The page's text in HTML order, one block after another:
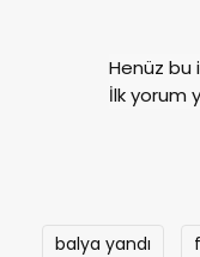
Henüz bu
İlk yorum
balya yandı